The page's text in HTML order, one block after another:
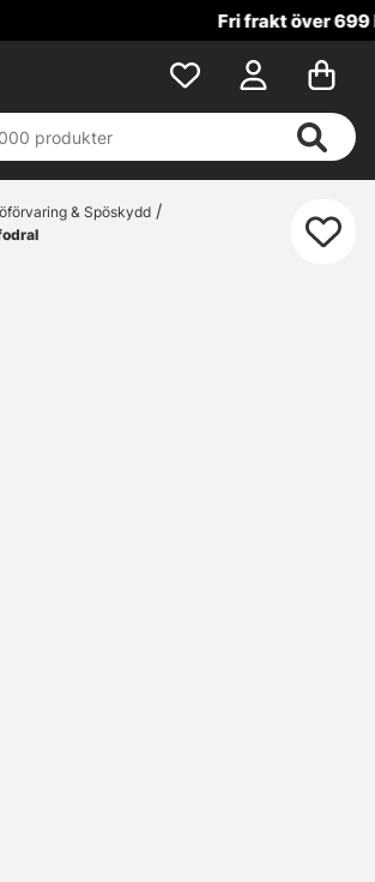
Fri frakt över 699 kr!
& Spöskydd